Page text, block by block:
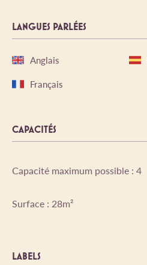
LANGUES PARLÉES
Anglais
Français
CAPACITÉS
Capacité maximum possible : 4
Surface : 28m²
LABELS